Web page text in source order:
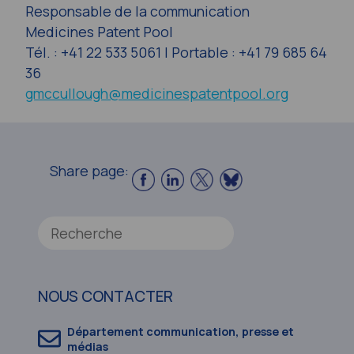
Responsable de la communication
Medicines Patent Pool
Tél. : +41 22 533 5061 | Portable : +41 79 685 64
36
gmccullough@medicinespatentpool.org
Share page:
NOUS CONTACTER
Département communication, presse et
médias